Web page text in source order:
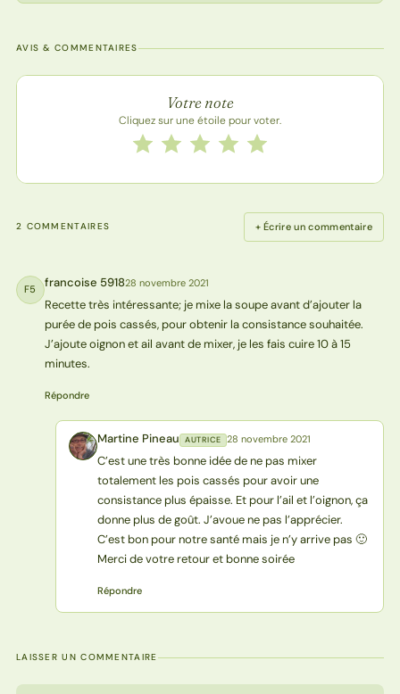
AVIS & COMMENTAIRES
Note de la recette
Votre note
Cliquez sur une étoile pour voter.
Notez cette recette de 1 à 5 étoiles
5 étoiles
4 étoiles
3 étoiles
2 étoiles
1 étoile
2 COMMENTAIRES + Écrire un commentaire
F5 francoise 591828 novembre 2021
Recette très intéressante; je mixe la soupe avant d’ajouter la
purée de pois cassés, pour obtenir la consistance souhaitée.
J’ajoute oignon et ail avant de mixer, je les fais cuire 10 à 15
minutes.
Répondre
MP Martine Pineau AUTRICE 28 novembre 2021
C’est une très bonne idée de ne pas mixer
totalement les pois cassés pour avoir une
consistance plus épaisse. Et pour l’ail et l’oignon, ça
donne plus de goût. J’avoue ne pas l’apprécier.
C’est bon pour notre santé mais je n’y arrive pas 🙂
Merci de votre retour et bonne soirée
Répondre
LAISSER UN COMMENTAIRE